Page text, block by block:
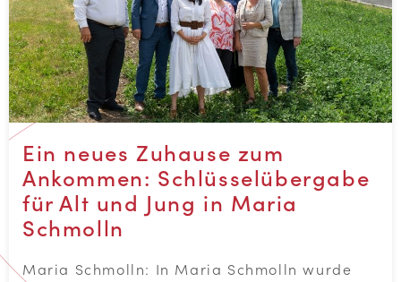
Ein neues Zuhause zum
Ankommen: Schlüsselübergabe
für Alt und Jung in Maria
Schmolln
Maria Schmolln: In Maria Schmolln wurde